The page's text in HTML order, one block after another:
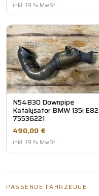
inkl. 19 % MwSt.
N54B30 Downpipe
Katalysator BMW 135i E82
75536221
490,00 €
inkl. 19 % MwSt.
PASSENDE FAHRZEUGE